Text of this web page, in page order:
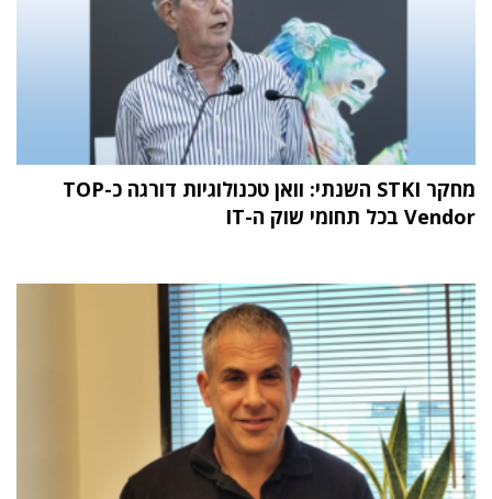
מחקר STKI השנתי: וואן טכנולוגיות דורגה כ-TOP
Vendor בכל תחומי שוק ה-IT